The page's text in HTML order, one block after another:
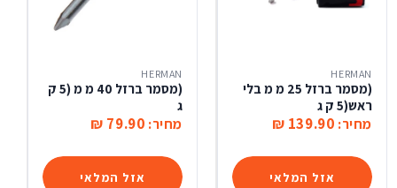
אזל המלאי
HERMAN
(מסמר ברזל 25 מ מ בלי
ראש(5 ק ג
מחיר: 139.90 ₪
אזל המלאי
HERMAN
(מסמר ברזל 40 מ מ (5 ק
ג
מחיר: 79.90 ₪